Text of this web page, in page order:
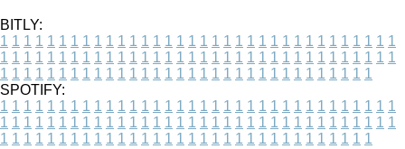
BITLY:
1 1 1 1 1 1 1 1 1 1 1 1 1 1 1 1 1 1 1 1 1 1 1 1 1 1 1 1 1 1 1 1 1 1
1 1 1 1 1 1 1 1 1 1 1 1 1 1 1 1 1 1 1 1 1 1 1 1 1 1 1 1 1 1 1 1 1 1
1 1 1 1 1 1 1 1 1 1 1 1 1 1 1 1 1 1 1 1 1 1 1 1 1 1 1 1 1 1 1 1
SPOTIFY:
1 1 1 1 1 1 1 1 1 1 1 1 1 1 1 1 1 1 1 1 1 1 1 1 1 1 1 1 1 1 1 1 1 1
1 1 1 1 1 1 1 1 1 1 1 1 1 1 1 1 1 1 1 1 1 1 1 1 1 1 1 1 1 1 1 1 1 1
1 1 1 1 1 1 1 1 1 1 1 1 1 1 1 1 1 1 1 1 1 1 1 1 1 1 1 1 1 1 1 1